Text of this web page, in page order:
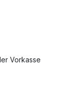
Vorkasse